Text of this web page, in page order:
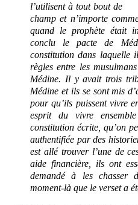
l’utilisent à tout bout de
champ et n’importe
quand le prophète était
conclu le pacte de
constitution dans laquelle
règles entre les
Médine. Il y avait trois
Médine et ils se sont mis
pour qu’ils puissent vivre
esprit du vivre
constitution écrite, qu’on
authentifiée par des
est allé trouver l’une de
aide financière, ils ont
demandé à les chasser
moment-là que le verset a